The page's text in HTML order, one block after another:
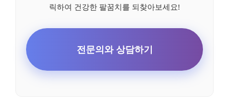
릭하여 건강한 팔꿈치를 되찾아보세요!
전문의와 상담하기